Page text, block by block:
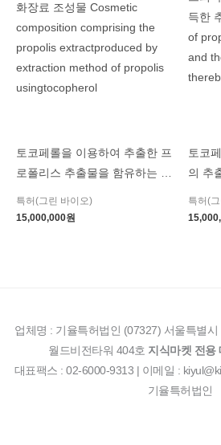
토코페롤을 이용하여 추출한 프
로폴리스 추출물을 함유하는 화
composition comprising the
특허(그린 바이오)
15,000,000원
토코
의 추
of
특허(
업체명 : 기율특허법인 (07327) 서울특별
월드비전타워 404호 지식마켓 전용
대표팩스 : 02-6000-9313 | 이메일 :
기율특허법인